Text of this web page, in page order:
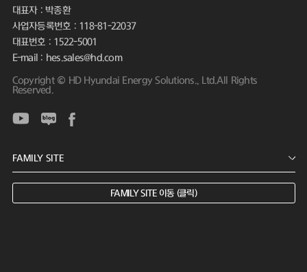
대표자 : 박종환
사업자등록번호 : 118-81-22037
대표번호 : 1522-5001
E-mail : hes.sales@hd.com
Copyright © HD Hyundai Energy Solutions., Ltd.All Rights
Reserved.
FAMILY SITE 이동 (클릭)